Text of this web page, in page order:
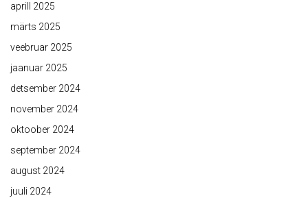
aprill 2025
märts 2025
veebruar 2025
jaanuar 2025
detsember 2024
november 2024
oktoober 2024
september 2024
august 2024
juuli 2024